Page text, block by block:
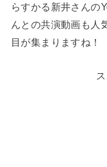
らすかる新井さんの
んとの共演動画も人
目が集まりますね！